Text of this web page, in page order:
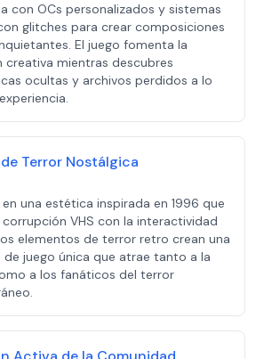
con OCs personalizados y sistemas
glitches para crear composiciones
El juego fomenta la
creativa mientras descubres
ocultas y archivos perdidos a lo
Terror Nostálgica
una estética inspirada en 1996 que
VHS con la interactividad
elementos de terror retro crean una
de juego única que atrae tanto a la
a los fanáticos del terror